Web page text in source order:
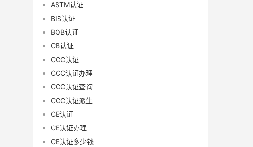
ASTM认证
BIS认证
BQB认证
CB认证
CCC认证
CCC认证办理
CCC认证查询
CCC认证派生
CE认证
CE认证办理
CE认证多少钱